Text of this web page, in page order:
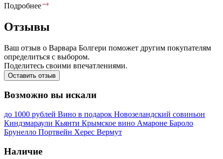
Подробнее
Отзывы
Ваш отзыв о Варвара Болгери поможет другим покупателям
определиться с выбором.
Поделитесь своими впечатлениями.
Оставить отзыв
Возможно вы искали
до 1000 рублей Вино в подарок Новозеландский совиньон
Киндзмараули Кьянти Крымское вино Амароне Бароло
Брунелло Портвейн Херес Вермут
Наличие